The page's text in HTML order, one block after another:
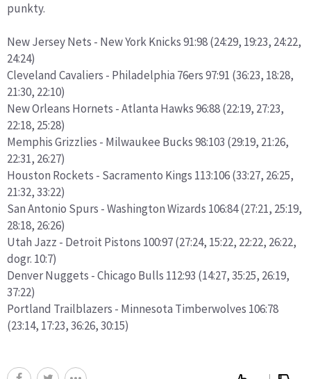
punkty.
New Jersey Nets - New York Knicks 91:98 (24:29, 19:23, 24:22,
24:24)
Cleveland Cavaliers - Philadelphia 76ers 97:91 (36:23, 18:28,
21:30, 22:10)
New Orleans Hornets - Atlanta Hawks 96:88 (22:19, 27:23,
22:18, 25:28)
Memphis Grizzlies - Milwaukee Bucks 98:103 (29:19, 21:26,
22:31, 26:27)
Houston Rockets - Sacramento Kings 113:106 (33:27, 26:25,
21:32, 33:22)
San Antonio Spurs - Washington Wizards 106:84 (27:21, 25:19,
28:18, 26:26)
Utah Jazz - Detroit Pistons 100:97 (27:24, 15:22, 22:22, 26:22,
dogr. 10:7)
Denver Nuggets - Chicago Bulls 112:93 (14:27, 35:25, 26:19,
37:22)
Portland Trailblazers - Minnesota Timberwolves 106:78
(23:14, 17:23, 36:26, 30:15)